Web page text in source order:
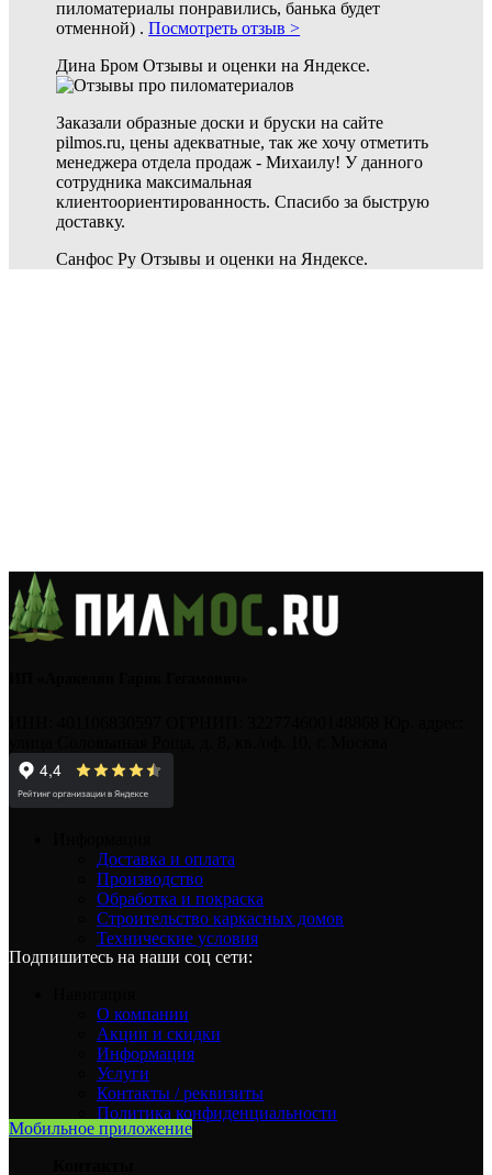
пиломатериалы понравились, банька будет
отменной) .Посмотреть отзыв >
Дина БромОтзывы и оценки на Яндексе.
Заказали образные доски и бруски на сайте
pilmos.ru, цены адекватные, так же хочу отметить
менеджера отдела продаж - Михаилу! У данного
сотрудника максимальная
клиентоориентированность. Спасибо за быструю
доставку.
Санфос РуОтзывы и оценки на Яндексе.
Доставка и оплата
Производство
Обработка и покраска
Строительство каркасных домов
Технические условия
Подпишитесь на наши соц сети:
О компании
Акции и скидки
Информация
Услуги
Контакты / реквизиты
Политика конфиденциальности
Мобильное приложение